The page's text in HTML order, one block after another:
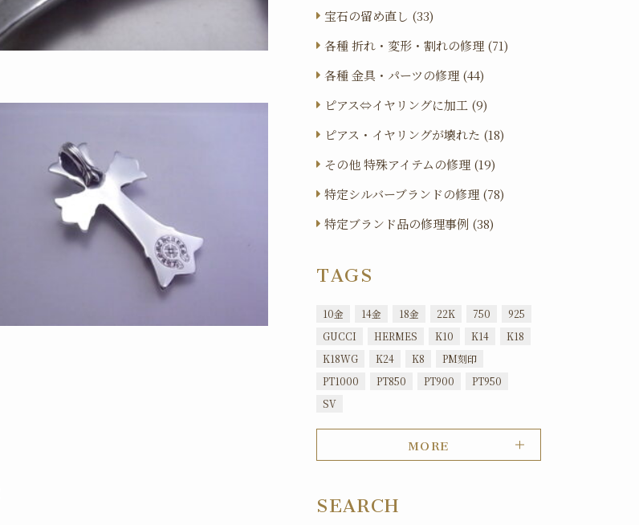
宝石の留め直し (33)
各種 折れ・変形・割れの修理 (71)
各種 金具・パーツの修理 (44)
ピアス⇔イヤリングに加工 (9)
ピアス・イヤリングが壊れた (18)
その他 特殊アイテムの修理 (19)
特定シルバーブランドの修理 (78)
特定ブランド品の修理事例 (38)
TAGS
10金 14金 18金 22K 750
925
GUCCI
HERMES K10 K14
K18
K18WG
K24 K8
PM刻印
PT1000
PT850 PT900
PT950
SV
MORE
SEARCH